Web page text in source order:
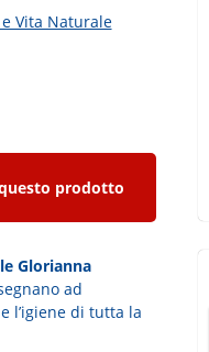
Vita Naturale
prodotto
Glorianna
ad
l’igiene di tutta la